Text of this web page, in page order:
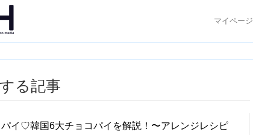
マイページ
る記事
イ♡韓国6大チョコパイを解説！〜アレンジレシピ